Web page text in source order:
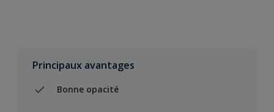
Principaux avantages
Bonne opacité